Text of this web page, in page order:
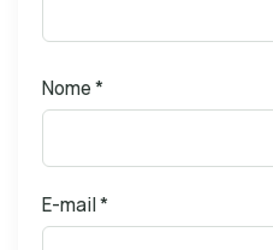
Nome*
E-mail*